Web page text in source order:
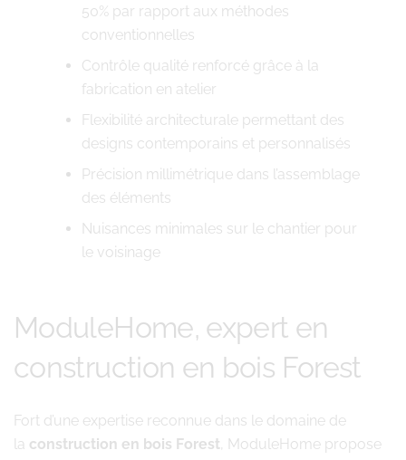
50% par rapport aux méthodes
conventionnelles
Contrôle qualité renforcé grâce à la
fabrication en atelier
Flexibilité architecturale permettant des
designs contemporains et personnalisés
Précision millimétrique dans l’assemblage
des éléments
Nuisances minimales sur le chantier pour
le voisinage
ModuleHome, expert en
construction en bois Forest
Fort d’une expertise reconnue dans le domaine de
la construction en bois Forest , ModuleHome propose